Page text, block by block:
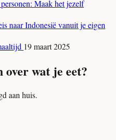
Maak het jezelf
naar Indonesië vanuit je eigen
19 maart 2025
wat je eet?
aan huis.